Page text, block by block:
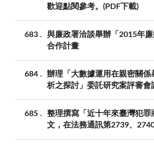
歡迎點閱參考。(PDF下載)
683
與廉政署洽談舉辦「2015年廉
合作計畫
684
辦理「大數據運用在親密關係
析之探討」委託研究案評審會
685
整理撰寫「近十年來臺灣犯罪
文，在法務通訊第2739、